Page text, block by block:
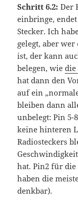
Schritt 6.2: Der
einbringe,
Stecker. Ich
gelegt, aber
ist, der kann
belegen, wiedie
hat dann den
auf ein
bleiben dann
unbelegt: Pin 5-
keine hinteren
Radiosteckers
hat. Pin2 für
haben die
denkbar).